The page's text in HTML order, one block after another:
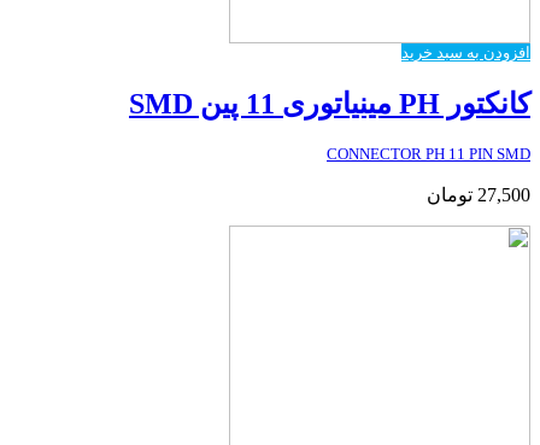
افزودن به سبد خرید
کانکتور PH مینیاتوری 11 پین SMD
CONNECTOR PH 11 PIN SMD
27,500 تومان